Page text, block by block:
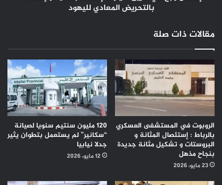
بالتحريض المعادي لليهود
مقالات ذات صلة
الروبوت في المستشفى العسكري
بالرباط : إستئصال المثانة و
البروستات و تشكيل مثانة جديدة
بنجاح مذهل
23 مايو، 2026
120 مليون سنتيم سنويا لصيانة
“سكانير” لم يستعمل بتطوان يثير
جدلا نيابيا
12 مايو، 2026